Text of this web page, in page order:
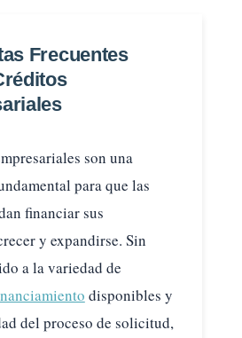
Frecuentes
son una
para que las
financiar sus
y expandirse. Sin
a la variedad de
disponibles y
del proceso de solicitud,